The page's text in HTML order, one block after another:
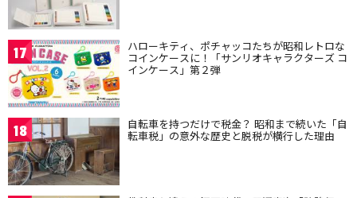
17 ハローキティ、ポチャッコたちが昭和レトロな
コインケースに！「サンリオキャラクターズ コ
インケース」第２弾
18 自転車を持つだけで税金？ 昭和まで続いた「自
転車税」の意外な歴史と脱税が横行した理由